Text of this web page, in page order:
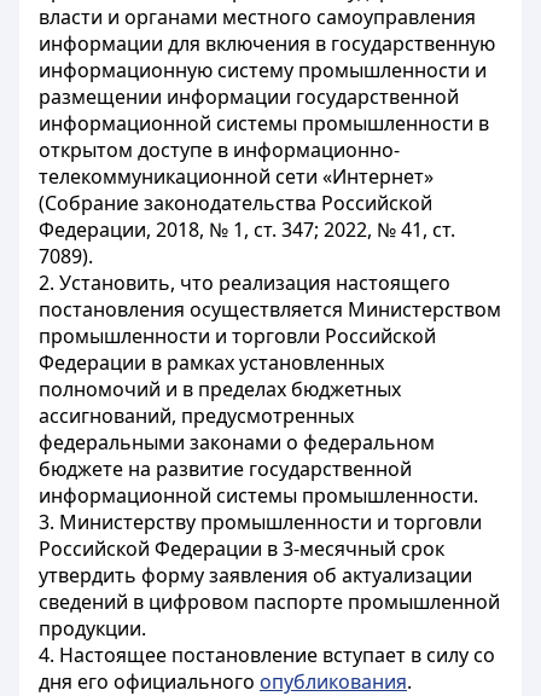
власти и органами местного самоуправления
информации для включения в государственную
информационную систему промышленности и
размещении информации государственной
информационной системы промышленности в
открытом доступе в информационно-
телекоммуникационной сети «Интернет»
(Собрание законодательства Российской
Федерации, 2018, № 1, ст. 347; 2022, № 41, ст.
7089).
2. Установить, что реализация настоящего
постановления осуществляется Министерством
промышленности и торговли Российской
Федерации в рамках установленных
полномочий и в пределах бюджетных
ассигнований, предусмотренных
федеральными законами о федеральном
бюджете на развитие государственной
информационной системы промышленности.
3. Министерству промышленности и торговли
Российской Федерации в 3-месячный срок
утвердить форму заявления об актуализации
сведений в цифровом паспорте промышленной
продукции.
4. Настоящее постановление вступает в силу со
дня его официального опубликования.